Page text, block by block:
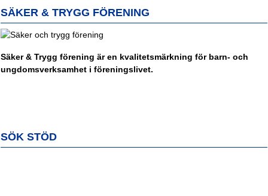
SÄKER & TRYGG FÖRENING
Säker & Trygg förening är en kvalitetsmärkning för barn- och
ungdomsverksamhet i föreningslivet.
SÖK STÖD